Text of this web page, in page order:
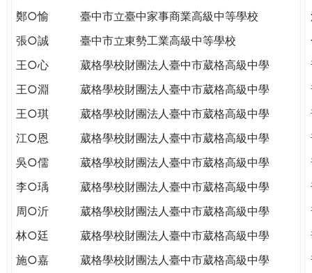
WORLD
TOMORROW
PUTTING
YOU
THE
PATH
GLOBAL
CITIZENSHIP
鄭○愉
臺中市立臺中家事商業高級中等學校
張○誠
臺中市立東勢工業高級中等學校
王○心
葳格學校財團法人臺中市葳格高級中學
王○淵
葳格學校財團法人臺中市葳格高級中學
王○琪
葳格學校財團法人臺中市葳格高級中學
江○恩
葳格學校財團法人臺中市葳格高級中學
吳○儒
葳格學校財團法人臺中市葳格高級中學
李○瑀
葳格學校財團法人臺中市葳格高級中學
周○沂
葳格學校財團法人臺中市葳格高級中學
林○廷
葳格學校財團法人臺中市葳格高級中學
施○嘉
葳格學校財團法人臺中市葳格高級中學